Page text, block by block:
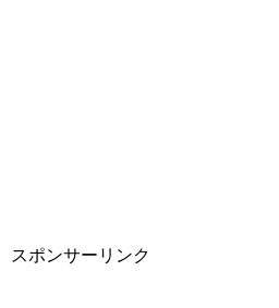
スポンサーリンク